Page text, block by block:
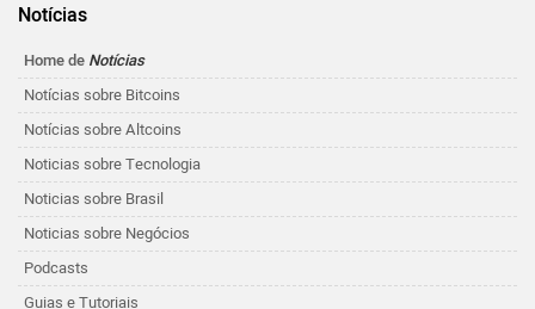
Notícias
Home de Notícias
Notícias sobre Bitcoins
Notícias sobre Altcoins
Noticias sobre Tecnologia
Noticias sobre Brasil
Noticias sobre Negócios
Podcasts
Guias e Tutoriais